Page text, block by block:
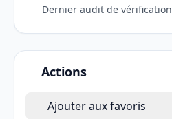
Dernier audit de vérification
Actions
Ajouter aux favoris